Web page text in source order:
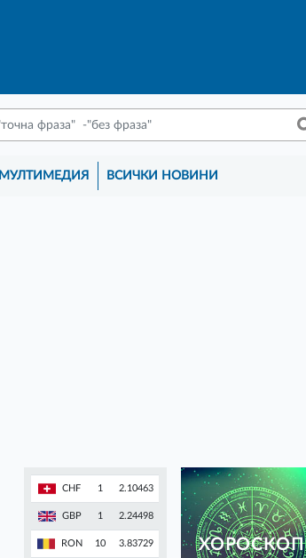
МУЛТИМЕДИЯ ВСИЧКИ НОВИНИ
CHF 1 2.10463
GBP 1 2.24498
RON 10 3.83729 ХОРОСКОП